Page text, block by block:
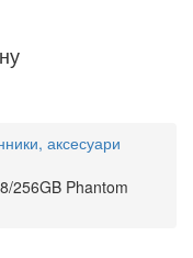
аксесуари
256GB Phantom